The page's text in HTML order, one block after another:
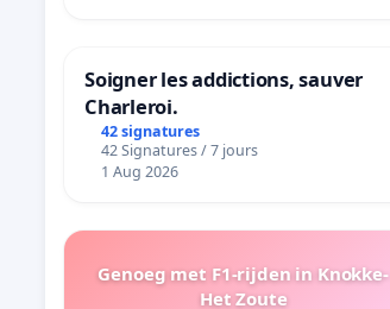
Soigner les addictions, sauver
Charleroi.
42 signatures
42 Signatures / 7 jours
1 Aug 2026
Genoeg met F1-rijden in Knokke-
Het Zoute